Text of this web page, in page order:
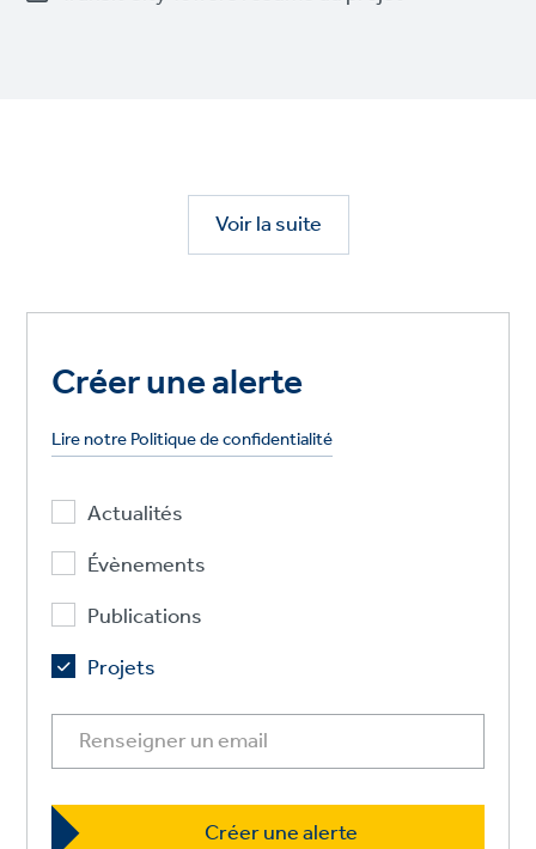
Voir la suite
Créer une alerte
Lire notre Politique de confidentialité
Actualités
Évènements
Publications
Projets